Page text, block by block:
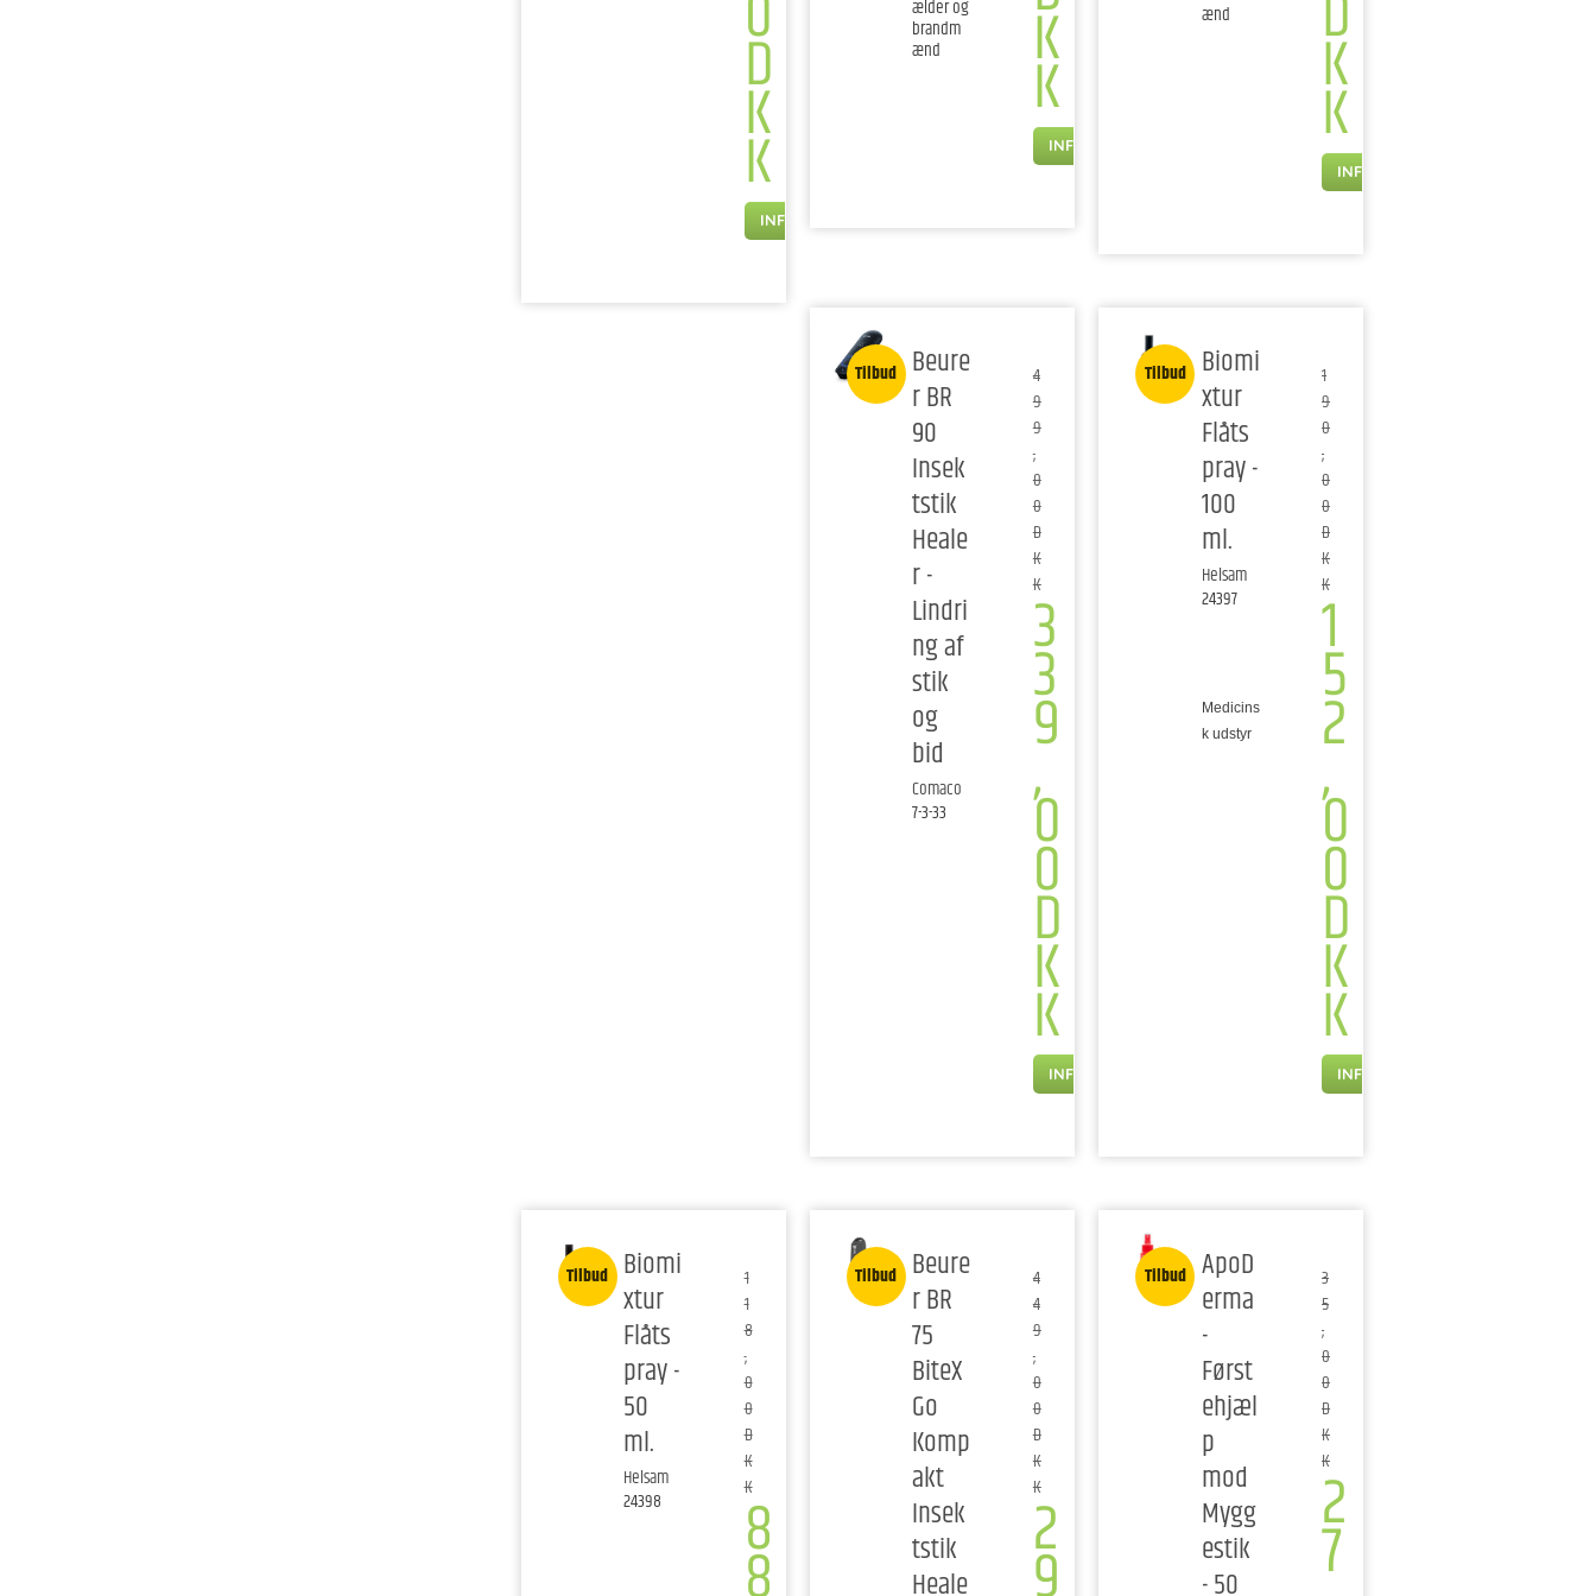
D
K
K
INFO
ælder og
brandm
ænd K
K
INFO
ænd
K
K
INFO
Tilbud Beure
r BR
90
Insek
tstik
Heale
r -
Lindri
ng af
stik
og
bid
Comaco
7-3-33
4
9
9
,
0
0
D
K
K
3
3
9
,
0
0
D
K
K
INFO
Tilbud Biomi
xtur
Flåts
pray -
100
ml.
Helsam
24397
Medicins
k udstyr
1
9
0
,
0
0
D
K
K
1
5
2
,
0
0
D
K
K
INFO
Tilbud Biomi
xtur
Flåts
pray -
50
ml.
Helsam
24398
1
1
8
,
0
0
D
K
K8
Tilbud Beure
r BR
75
BiteX
Go
Komp
akt
Insek
tstik
Heale
4
4
9
,
0
0
D
K
K2
Tilbud ApoD
erma
-
Først
ehjæl
p
mod
Mygg
estik
- 50
3
5
,
0
0
D
K
K
2
7